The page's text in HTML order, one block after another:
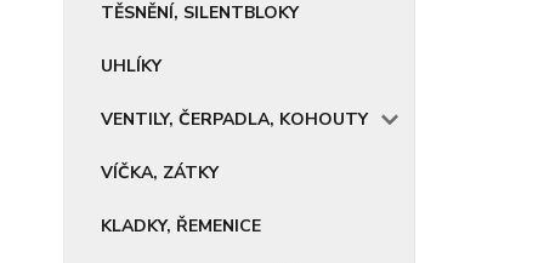
TĚSNĚNÍ, SILENTBLOKY
UHLÍKY
VENTILY, ČERPADLA, KOHOUTY
VÍČKA, ZÁTKY
KLADKY, ŘEMENICE